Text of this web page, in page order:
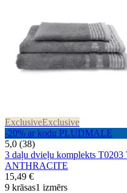
ExclusiveExclusive
-20% ar kodu PLUDMALE
5,0 (38)
3 daļu dvieļu komplekts T0203
ANTHRACITE
15,49 €
9 krāsas1 izmērs